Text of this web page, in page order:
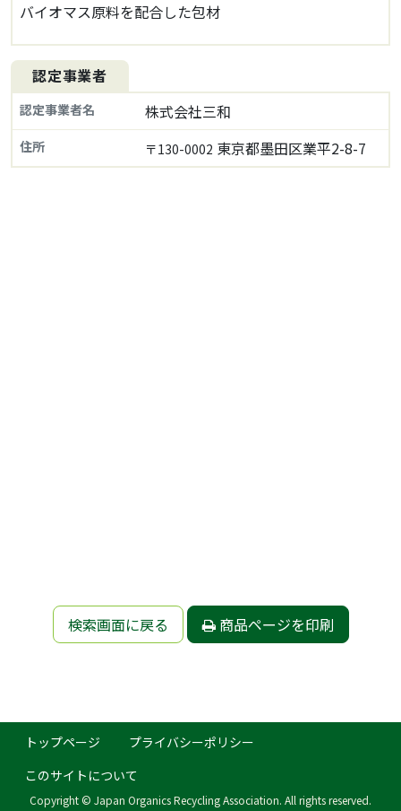
バイオマス原料を配合した包材
認定事業者
認定事業者名 株式会社三和
住所 〒130-0002 東京都墨田区業平2-8-7
検索画面に戻る 商品ページを印刷
トップページ
プライバシーポリシー
このサイトについて
Copyright © Japan Organics Recycling Association. All rights reserved.